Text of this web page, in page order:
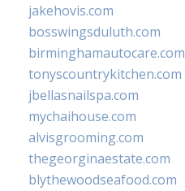
jakehovis.com
bosswingsduluth.com
birminghamautocare.com
tonyscountrykitchen.com
jbellasnailspa.com
mychaihouse.com
alvisgrooming.com
thegeorginaestate.com
blythewoodseafood.com